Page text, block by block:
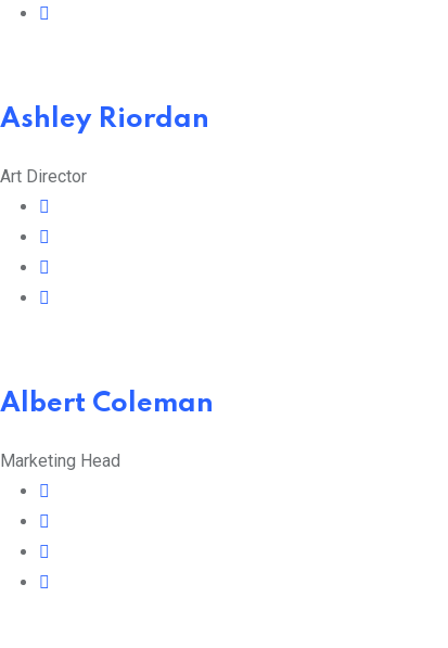
Ashley Riordan
Art Director
Albert Coleman
Marketing Head